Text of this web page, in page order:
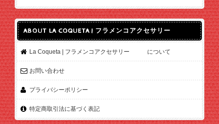
ABOUT LA COQUETA | フラメンコアクセサリー
La Coqueta | フラメンコアクセサリー について
お問い合わせ
プライバシーポリシー
特定商取引法に基づく表記